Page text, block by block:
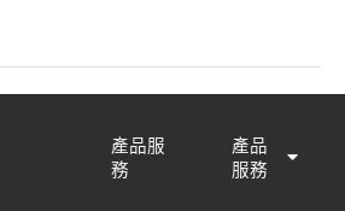
產品服
務
產品
服務